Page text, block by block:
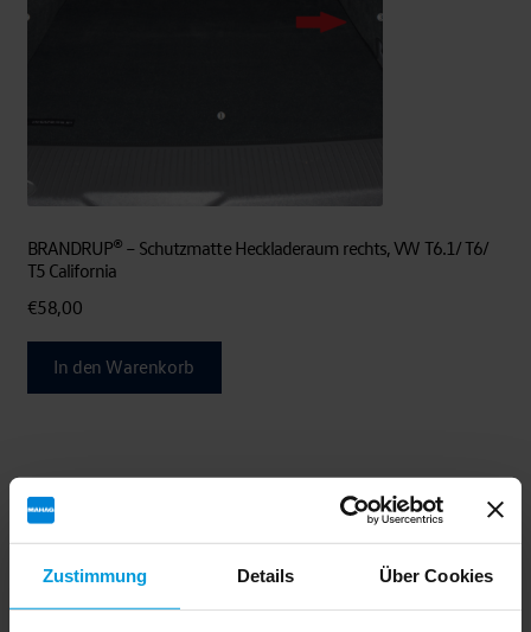
Zustimmung Details Über Cookies
BRANDRUP® – Schutzmatte Heckladeraum rechts, VW T6.1/ T6/
T5 California
€58,00
In den Warenkorb